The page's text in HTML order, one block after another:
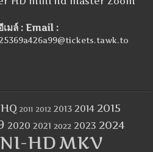
เมล์ : Email :
2011 2012 2013 2014 2015
2020 2021 2022 2023 2024
HDMKV